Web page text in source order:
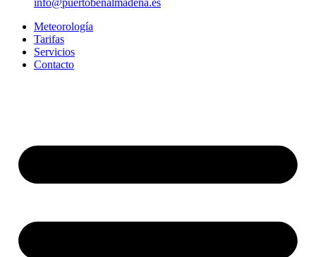
info@puertobenalmadena.es
Meteorología
Tarifas
Servicios
Contacto